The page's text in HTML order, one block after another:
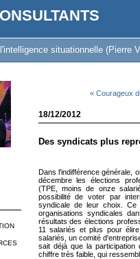
situationnelle (Pierre
« Courageux
18/12/2012
Des syndicats plus
Dans l'indifférence générale,
décembre les élections
(TPE, moins de onze
possibilité de voter par
syndicale de leur choix. Ce
organisations syndicales
résultats des élections
11 salariés et plus pour
salariés, un comité
sait déjà que la
chiffre très faible, qui